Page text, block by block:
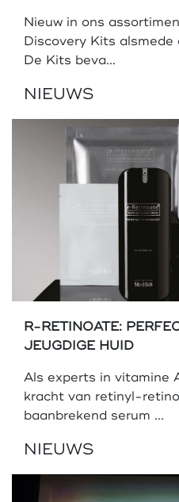
Nieuw in ons
Discovery Kits
De Kits beva...
NIEUWS
R-RETINOATE:
JEUGDIGE HUID
Als experts in vitamine
kracht van retinyl-
baanbrekend serum ...
NIEUWS